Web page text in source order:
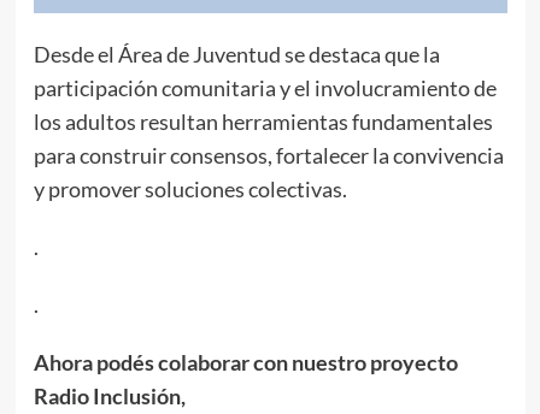
Desde el Área de Juventud se destaca que la
participación comunitaria y el involucramiento de
los adultos resultan herramientas fundamentales
para construir consensos, fortalecer la convivencia
y promover soluciones colectivas.
.
.
Ahora podés colaborar con nuestro proyecto
Radio Inclusión,